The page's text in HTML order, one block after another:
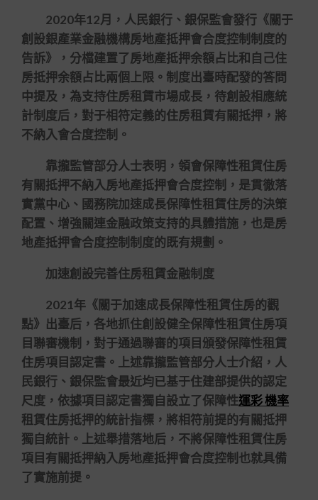
2020年12月，人民銀行、銀保監會發行《關于
創設銀產業金融機構房地產抵押會合度控制制度的
告訴》，分檔建置了房地產抵押余額占比和自己住
房抵押余額占比兩個上限。制度出臺時配發的答問
中提及，為支持住房租賃市場成長，待創設相應統
計制度后，對于相符定義的住房租賃有關抵押，將
不納入會合度控制。
靠攏監管部分人士表明，領會保障性租賃住房
有關抵押不納入房地產抵押會合度控制，是貫徹落
實黨中心、國務院加速成長保障性租賃住房的決策
配置、增強關連金融政策支持的具體措施，也是房
地產抵押會合度控制制度的既有規劃。
加速創設完善住房租賃金融制度
2021年《關于加速成長保障性租賃住房的觀
點》出臺后，各地抓住創設健全保障性租賃住房項
目聯審機制，對于通過聯審的項目頒發保障性租賃
住房項目認定書。上述靠攏監管部分人士介紹，人
民銀行、銀保監會最近均已基于住建部提供的認定
尺度，依據項目認定書獨自設立了保障性運彩 機率
租賃住房抵押的統計指標，將相符前提的有關抵押
獨自統計。上述舉措落地后，不將保障性租賃住房
項目有關抵押納入房地產抵押會合度控制也就具備
了實施前提。